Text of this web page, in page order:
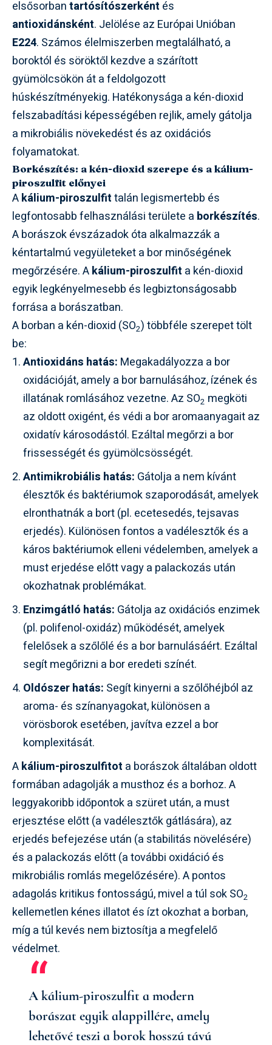
elsősorbantartósítószerként és
antioxidánsként. Jelölése az Európai Unióban
E224. Számos élelmiszerben megtalálható, a
boroktól és söröktől kezdve a szárított
gyümölcsökön át a feldolgozott
húskészítményekig. Hatékonysága a kén-dioxid
felszabadítási képességében rejlik, amely gátolja
a mikrobiális növekedést és az oxidációs
folyamatokat.
Borkészítés: a kén-dioxid szerepe és a kálium-
piroszulfit előnyei
Akálium-piroszulfittalán legismertebb és
legfontosabb felhasználási területe a borkészítés.
A borászok évszázadok óta alkalmazzák a
kéntartalmú vegyületeket a bor minőségének
megőrzésére. Akálium-piroszulfit a kén-dioxid
egyik legkényelmesebb és legbiztonságosabb
forrása a borászatban.
A borban a kén-dioxid (SO2) többféle szerepet tölt
be:
Antioxidáns hatás: Megakadályozza a bor
oxidációját, amely a bor barnulásához, ízének és
illatának romlásához vezetne. Az SO2 megköti
az oldott oxigént, és védi a bor aromaanyagait az
oxidatív károsodástól. Ezáltal megőrzi a bor
frissességét és gyümölcsösségét.
Antimikrobiális hatás: Gátolja a nem kívánt
élesztők és baktériumok szaporodását, amelyek
elronthatnák a bort (pl. ecetesedés, tejsavas
erjedés). Különösen fontos a vadélesztők és a
káros baktériumok elleni védelemben, amelyek a
must erjedése előtt vagy a palackozás után
okozhatnak problémákat.
Enzimgátló hatás: Gátolja az oxidációs enzimek
(pl. polifenol-oxidáz) működését, amelyek
felelősek a szőlőlé és a bor barnulásáért. Ezáltal
segít megőrizni a bor eredeti színét.
Oldószer hatás: Segít kinyerni a szőlőhéjból az
aroma- és színanyagokat, különösen a
vörösborok esetében, javítva ezzel a bor
komplexitását.
Akálium-piroszulfitot a borászok általában oldott
formában adagolják a musthoz és a borhoz. A
leggyakoribb időpontok a szüret után, a must
erjesztése előtt (a vadélesztők gátlására), az
erjedés befejezése után (a stabilitás növelésére)
és a palackozás előtt (a további oxidáció és
mikrobiális romlás megelőzésére). A pontos
adagolás kritikus fontosságú, mivel a túl sok SO2
kellemetlen kénes illatot és ízt okozhat a borban,
míg a túl kevés nem biztosítja a megfelelő
védelmet.
A kálium-piroszulfit a modern
borászat egyik alappillére, amely
lehetővé teszi a borok hosszú távú